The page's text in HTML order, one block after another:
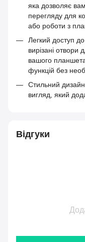
яка дозволяє
перегляду для
або роботи з
Легкий доступ
вирізані отвори
вашого
функцій без
Стильний
вигляд, який
Відгуки